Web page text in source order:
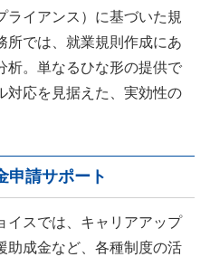
ライアンス）に基づいた規
所では、就業規則作成にあ
析。単なるひな形の提供で
対応を見据えた、実効性の
申請サポート
イスでは、キャリアアップ
助成金など、各種制度の活